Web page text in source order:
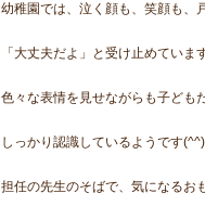
幼稚園では、泣く顔も、笑顔も、
「大丈夫だよ」と受け止めてい
色々な表情を見せながらも子ども
しっかり認識しているようです
担任の先生のそばで、気になるお